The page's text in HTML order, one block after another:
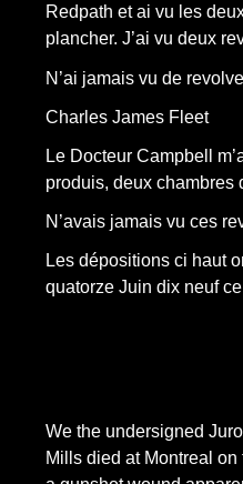
Redpath et ai vu les
plancher. J’ai vu deux
N’ai jamais vu de
Charles James Fleet
Le Docteur Campbell
produis, deux chambres
N’avais jamais vu ces
Les dépositions ci haut
quatorze Juin dix neuf
We the undersigned
Mills died at Montreal